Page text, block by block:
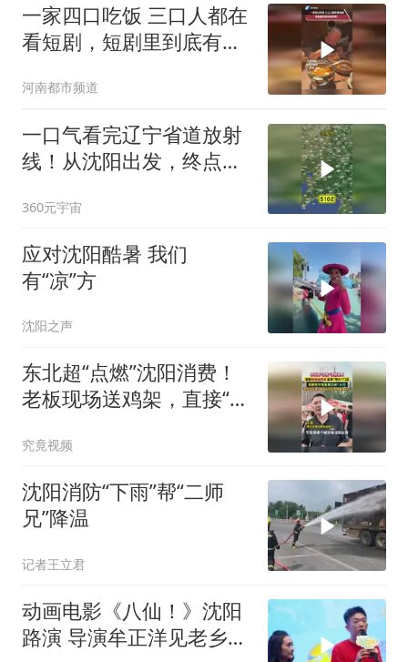
一家四口吃饭 三口人都在
看短剧，短剧里到底有谁
河南都市频道
一口气看完辽宁省道放射
线！从沈阳出发，终点分
360元宇宙
应对沈阳酷暑 我们
有“凉”方
沈阳之声
东北超“点燃”沈阳消费！
老板现场送鸡架，直接“带
究竟视频
沈阳消防“下雨”帮“二师
兄”降温
记者王立君
动画电影《八仙！》沈阳
路演 导演牟正洋见老乡倍